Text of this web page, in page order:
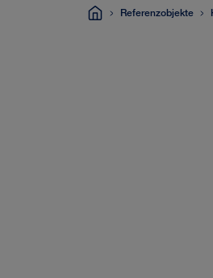
Referenzobjekte